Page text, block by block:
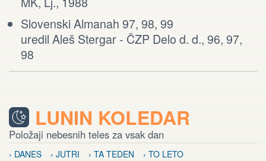
Slovenski Almanah 97, 98, 99
uredil Aleš Stergar - ČZP Delo d. d., 96, 97,
98
LUNIN KOLEDAR
Položaji nebesnih teles za vsak dan
› DANES › JUTRI › TA TEDEN
› TO LETO